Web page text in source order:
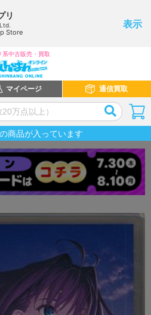
リ
Store
表示
系中古販売・買取
マイページ 通信買取
商品が入っています